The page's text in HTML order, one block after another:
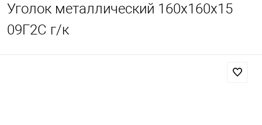
Уголок металлический 160х160х15
09Г2С г/к